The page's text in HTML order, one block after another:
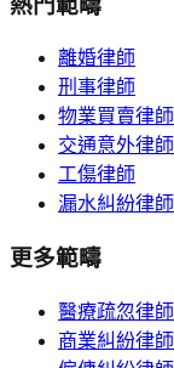
離婚律師
刑事律師
物業買賣律師
交通意外律師
工傷律師
漏水糾紛律師
更多範疇
醫療疏忽律師
商業糾紛律師